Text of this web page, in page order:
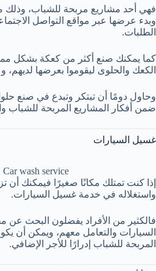
فهي أحد مشاريع مربحة للشباب،
وبدء عرضها عبر مواقع التواصل
الطلبات.
كما يمكنك صنع أكثر من كعكة بشكل
الكعك والحلوى ليقوموا بعرضها لديهم،
وحاول دومًا أن تبتكر وتبدع في صنع
ضمن أفكار المشاريع المربحة للشباب
غسيل السيارات
Car wash service
إذا كنت تمتلك مكانًا صغيرًا فيمكنك أن
واستغلاله في خدمة غسيل السيارات.
فالكثير من الأفراد يفضلون البحث
السيارات والتعامل معهم، ويمكن أن
المربحة للشباب إدرارًا للأجر الإضافي.